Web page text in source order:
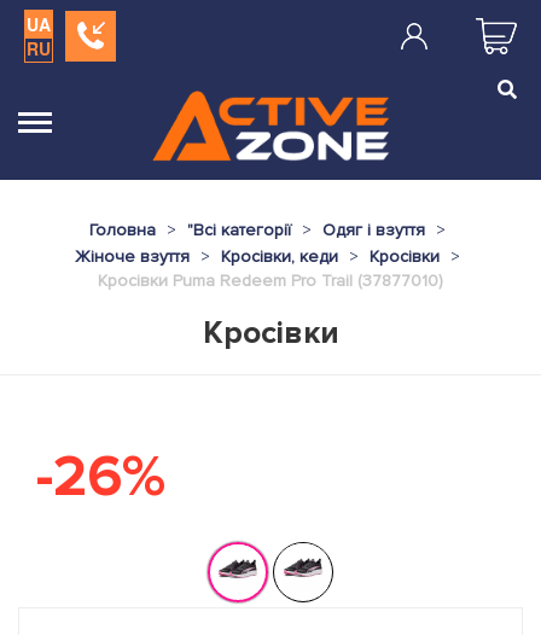
UA
RU
Головна "Всі категорії
Одяг і взуття
Жіноче взуття
Кросівки, кеди
Кросівки
Кросівки Puma Redeem Pro Trail (37877010)
Кросівки
-26%